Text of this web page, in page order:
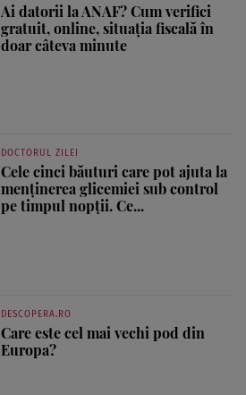
Ai datorii la ANAF? Cum verifici
gratuit, online, situația fiscală în
doar câteva minute
DOCTORUL ZILEI
Cele cinci băuturi care pot ajuta la
menținerea glicemiei sub control
pe timpul nopții. Ce...
DESCOPERA.RO
Care este cel mai vechi pod din
Europa?